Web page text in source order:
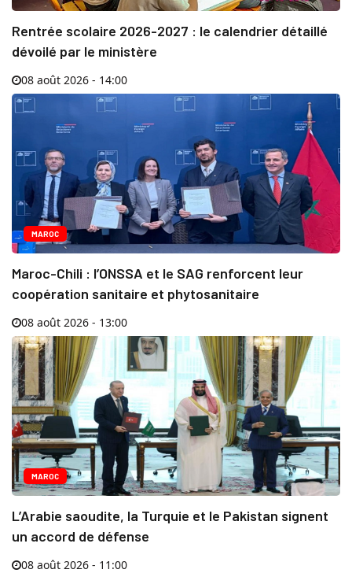
Rentrée scolaire 2026-2027 : le calendrier détaillé
dévoilé par le ministère
08 août 2026 - 14:00
MAROC
Maroc-Chili : l’ONSSA et le SAG renforcent leur
coopération sanitaire et phytosanitaire
08 août 2026 - 13:00
MAROC
L’Arabie saoudite, la Turquie et le Pakistan signent
un accord de défense
08 août 2026 - 11:00